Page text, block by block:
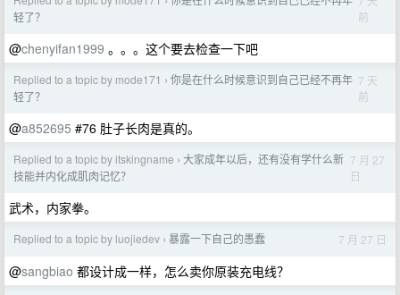
轻了？
前
@chenyifan1999 。。。这个要去检查一下吧
Replied to a topic by mode171 › 你是在什么时候意识到自己已经不再年
轻了？
7 天
前
@a852695 #76 肚子长肉是真的。
Replied to a topic by itskingname › 大家成年以后，还有没有学什么新
技能并内化成肌肉记忆？
7 月 27
日
武术，内家拳。
Replied to a topic by luojiedev › 暴露一下自己的愚蠢 7 月 27 日
@sangbiao 都设计成一样，怎么卖你原装充电线？